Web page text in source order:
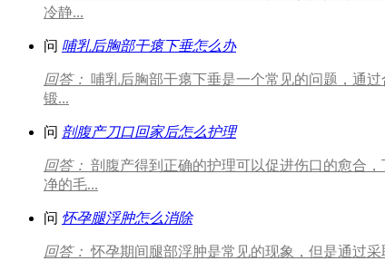
冷静...
问 哺乳后胸部干瘪下垂怎么办
回答： 哺乳后胸部干瘪下垂是一个常见的问题，通
锻...
问 剖腹产刀口回家后怎么护理
回答： 剖腹产得到正确的护理可以促进伤口的愈合
净的毛...
问 怀孕腿浮肿怎么消除
回答： 怀孕期间腿部浮肿是常见的现象，但是通过